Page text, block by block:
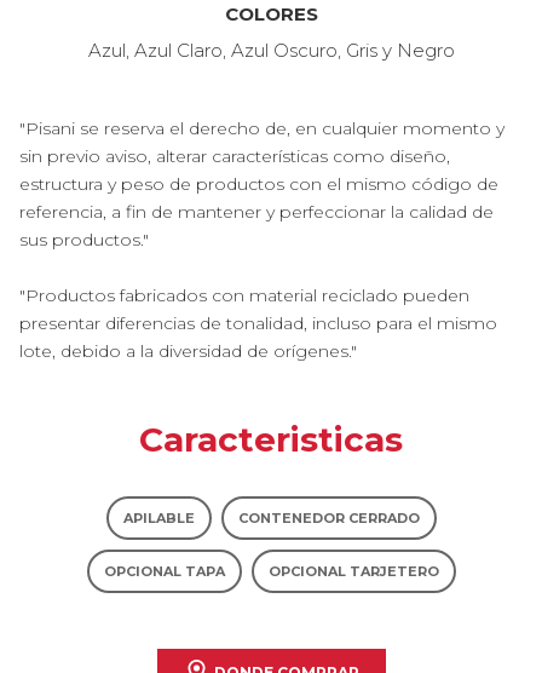
COLORES
Azul, Azul Claro, Azul Oscuro, Gris y Negro
"Pisani se reserva el derecho de, en cualquier momento y
sin previo aviso, alterar características como diseño,
estructura y peso de productos con el mismo código de
referencia, a fin de mantener y perfeccionar la calidad de
sus productos."
"Productos fabricados con material reciclado pueden
presentar diferencias de tonalidad, incluso para el mismo
lote, debido a la diversidad de orígenes."
Caracteristicas
APILABLE CONTENEDOR CERRADO
OPCIONAL TAPA OPCIONAL TARJETERO